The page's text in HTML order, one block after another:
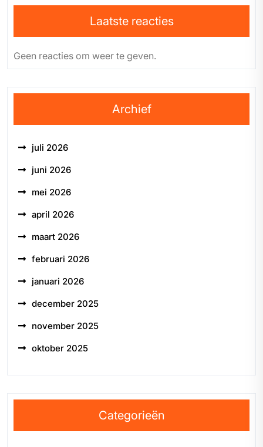
Laatste reacties
Geen reacties om weer te geven.
Archief
juli 2026
juni 2026
mei 2026
april 2026
maart 2026
februari 2026
januari 2026
december 2025
november 2025
oktober 2025
Categorieën